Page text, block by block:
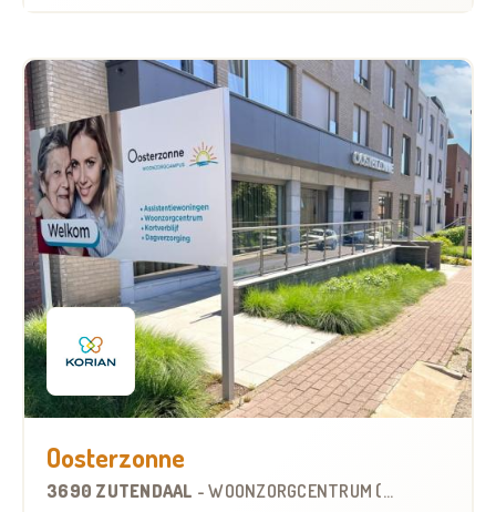
Oosterzonne
3690 ZUTENDAAL -WOONZORGCENTRUM (WZC)